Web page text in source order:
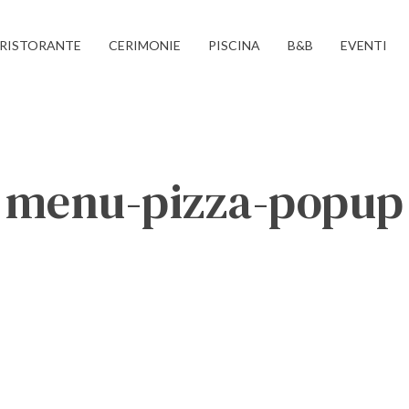
RISTORANTE CERIMONIE PISCINA B&B EVENTI
menu-pizza-popup